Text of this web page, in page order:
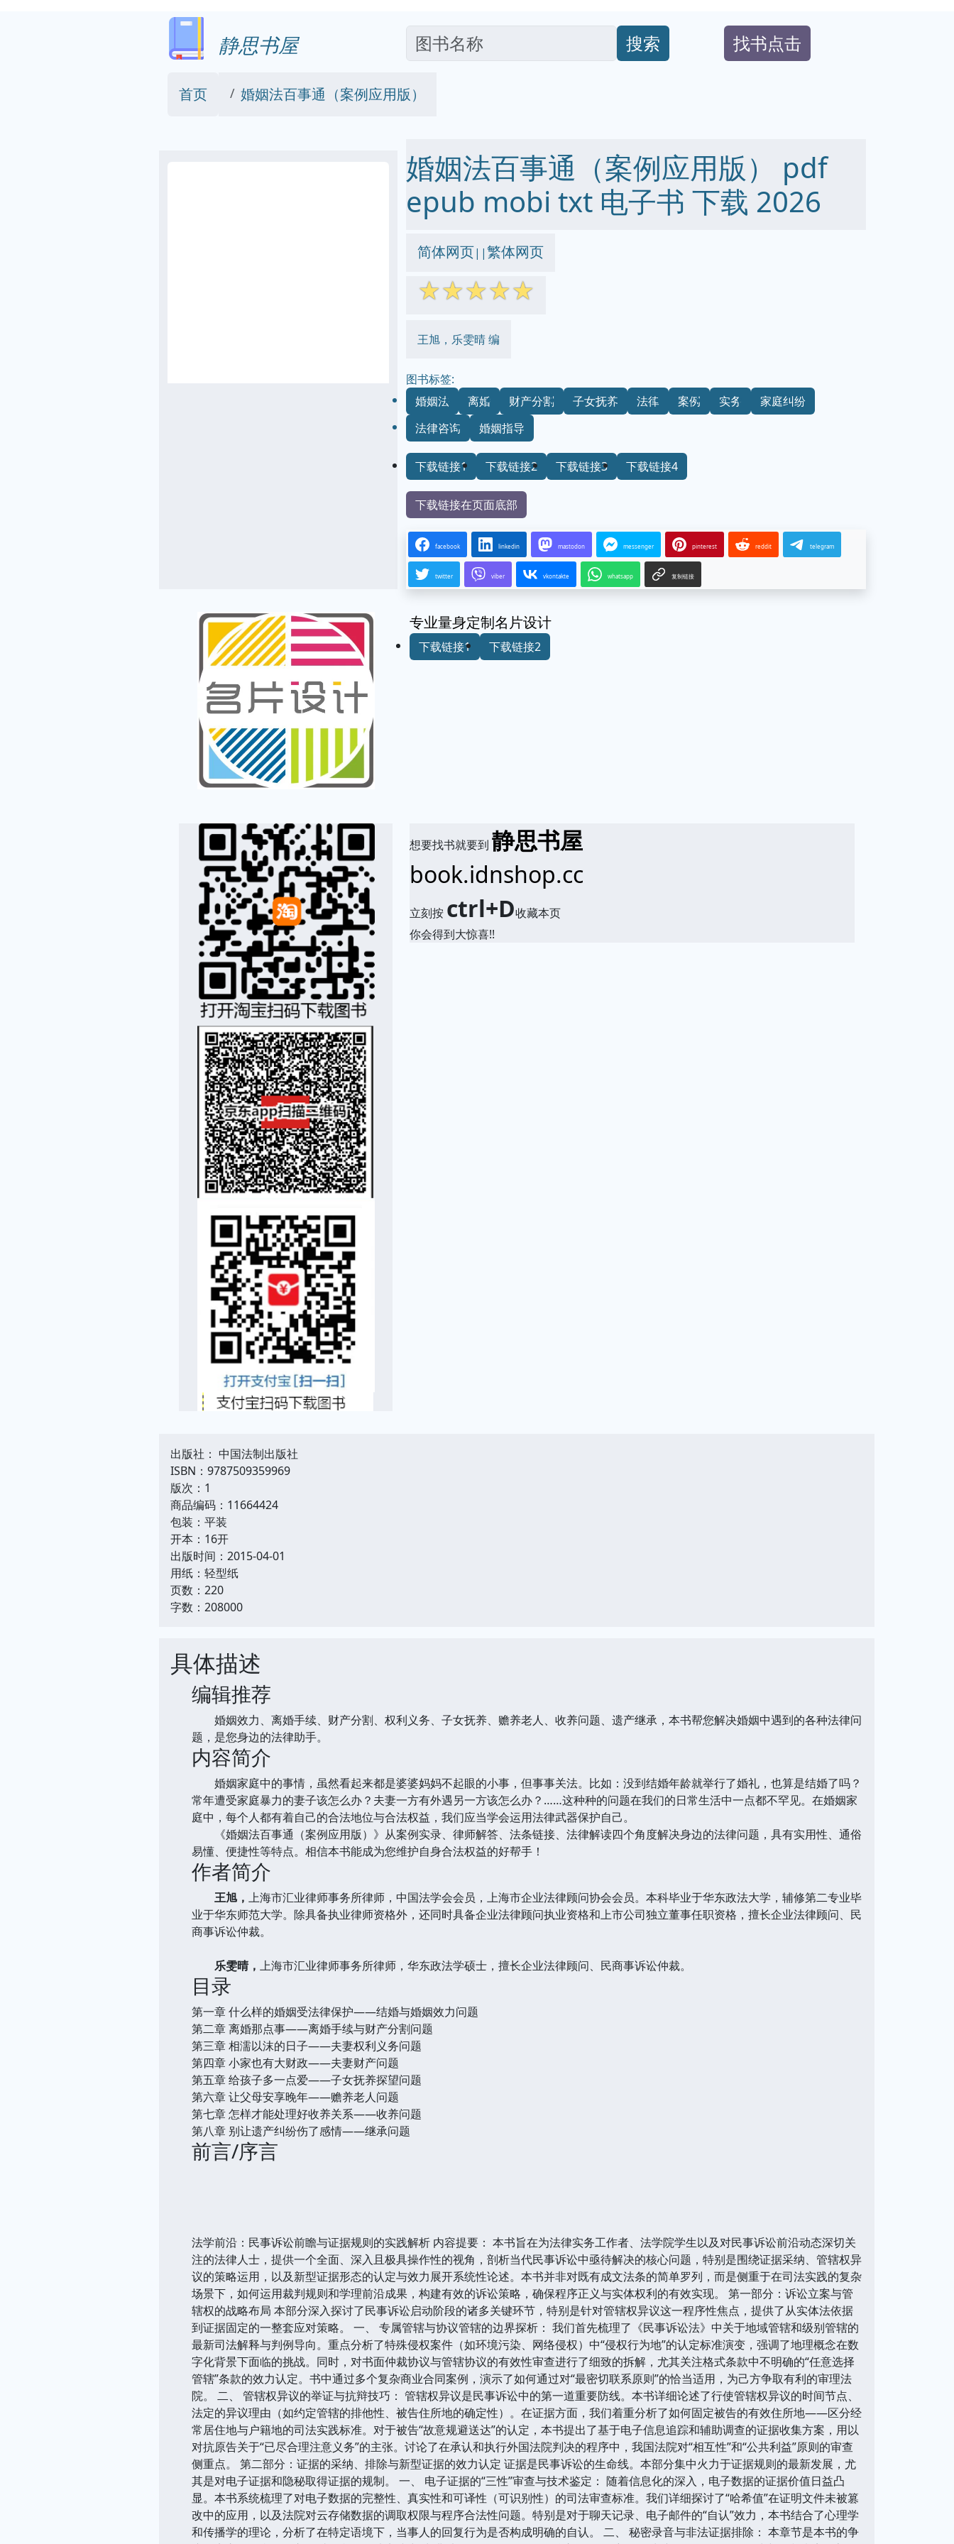
静思书屋 搜索 找书点击
首页 婚姻法百事通（案例应用版）
婚姻法百事通（案例应用版） pdf
epub mobi txt 电子书 下载 2026
简体网页||繁体网页
☆☆☆☆☆
王旭，乐雯晴 编
图书标签:
婚姻法
离婚 财产分割 子女抚养 法律 案例 实务
家庭纠纷
法律咨询
婚姻指导
下载链接1 下载链接2 下载链接3 下载链接4
下载链接在页面底部
facebook linkedin mastodon messenger pinterest reddit telegram
twitter viber vkontakte whatsapp 复制链接
专业量身定制名片设计
下载链接1 下载链接2
想要找书就要到静思书屋
book.idnshop.cc
立刻按 ctrl+D收藏本页
你会得到大惊喜!!
出版社： 中国法制出版社
ISBN：9787509359969
版次：1
商品编码：11664424
包装：平装
开本：16开
出版时间：2015-04-01
用纸：轻型纸
页数：220
字数：208000
具体描述
编辑推荐
婚姻效力、离婚手续、财产分割、权利义务、子女抚养、赡养老人、收养问题、遗产继承，本书帮您解决婚姻中遇到的各种法律问
题，是您身边的法律助手。
内容简介
婚姻家庭中的事情，虽然看起来都是婆婆妈妈不起眼的小事，但事事关法。比如：没到结婚年龄就举行了婚礼，也算是结婚了吗？
常年遭受家庭暴力的妻子该怎么办？夫妻一方有外遇另一方该怎么办？……这种种的问题在我们的日常生活中一点都不罕见。在婚姻家
庭中，每个人都有着自己的合法地位与合法权益，我们应当学会运用法律武器保护自己。
《婚姻法百事通（案例应用版）》从案例实录、律师解答、法条链接、法律解读四个角度解决身边的法律问题，具有实用性、通俗
易懂、便捷性等特点。相信本书能成为您维护自身合法权益的好帮手！
作者简介
王旭， 上海市汇业律师事务所律师，中国法学会会员，上海市企业法律顾问协会会员。本科毕业于华东政法大学，辅修第二专业毕
业于华东师范大学。除具备执业律师资格外，还同时具备企业法律顾问执业资格和上市公司独立董事任职资格，擅长企业法律顾问、民
商事诉讼仲裁。
乐雯晴， 上海市汇业律师事务所律师，华东政法学硕士，擅长企业法律顾问、民商事诉讼仲裁。
目录
第一章 什么样的婚姻受法律保护——结婚与婚姻效力问题
第二章 离婚那点事——离婚手续与财产分割问题
第三章 相濡以沫的日子——夫妻权利义务问题
第四章 小家也有大财政——夫妻财产问题
第五章 给孩子多一点爱——子女抚养探望问题
第六章 让父母安享晚年——赡养老人问题
第七章 怎样才能处理好收养关系——收养问题
第八章 别让遗产纠纷伤了感情——继承问题
前言/序言
法学前沿：民事诉讼前瞻与证据规则的实践解析 内容提要： 本书旨在为法律实务工作者、法学院学生以及对民事诉讼前沿动态深切关
注的法律人士，提供一个全面、深入且极具操作性的视角，剖析当代民事诉讼中亟待解决的核心问题，特别是围绕证据采纳、管辖权异
议的策略运用，以及新型证据形态的认定与效力展开系统性论述。本书并非对既有成文法条的简单罗列，而是侧重于在司法实践的复杂
场景下，如何运用裁判规则和学理前沿成果，构建有效的诉讼策略，确保程序正义与实体权利的有效实现。 第一部分：诉讼立案与管
辖权的战略布局 本部分深入探讨了民事诉讼启动阶段的诸多关键环节，特别是针对管辖权异议这一程序性焦点，提供了从实体法依据
到证据固定的一整套应对策略。 一、 专属管辖与协议管辖的边界探析： 我们首先梳理了《民事诉讼法》中关于地域管辖和级别管辖的
最新司法解释与判例导向。重点分析了特殊侵权案件（如环境污染、网络侵权）中“侵权行为地”的认定标准演变，强调了地理概念在数
字化背景下面临的挑战。同时，对书面仲裁协议与管辖协议的有效性审查进行了细致的拆解，尤其关注格式条款中不明确的“任意选择
管辖”条款的效力认定。书中通过多个复杂商业合同案例，演示了如何通过对“最密切联系原则”的恰当适用，为己方争取有利的审理法
院。 二、 管辖权异议的举证与抗辩技巧： 管辖权异议是民事诉讼中的第一道重要防线。本书详细论述了行使管辖权异议的时间节点、
法定的异议理由（如约定管辖的排他性、被告住所地的确定性）。在证据方面，我们着重分析了如何固定被告的有效住所地——区分经
常居住地与户籍地的司法实践标准。对于被告“故意规避送达”的认定，本书提出了基于电子信息追踪和辅助调查的证据收集方案，用以
对抗原告关于“已尽合理注意义务”的主张。讨论了在承认和执行外国法院判决的程序中，我国法院对“相互性”和“公共利益”原则的审查
侧重点。 第二部分：证据的采纳、排除与新型证据的效力认定 证据是民事诉讼的生命线。本部分集中火力于证据规则的最新发展，尤
其是对电子证据和隐秘取得证据的规制。 一、 电子证据的“三性”审查与技术鉴定： 随着信息化的深入，电子数据的证据价值日益凸
显。本书系统梳理了对电子数据的完整性、真实性和可译性（可识别性）的司法审查标准。我们详细探讨了“哈希值”在证明文件未被篡
改中的应用，以及法院对云存储数据的调取权限与程序合法性问题。特别是对于聊天记录、电子邮件的“自认”效力，本书结合了心理学
和传播学的理论，分析了在特定语境下，当事人的回复行为是否构成明确的自认。 二、 秘密录音与非法证据排除： 本章节是本书的争